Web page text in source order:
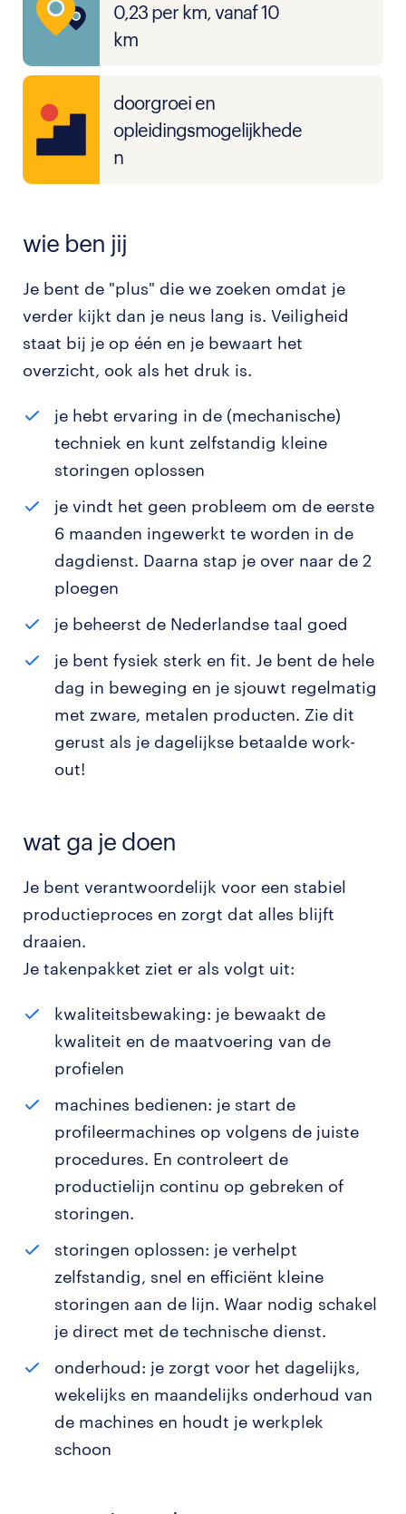
0,23 per km, vanaf 10
km
doorgroei en
opleidingsmogelijkhede
n
wie ben jij
Je bent de "plus" die we zoeken omdat je
verder kijkt dan je neus lang is. Veiligheid
staat bij je op één en je bewaart het
overzicht, ook als het druk is.
je hebt ervaring in de (mechanische)
techniek en kunt zelfstandig kleine
storingen oplossen
je vindt het geen probleem om de eerste
6 maanden ingewerkt te worden in de
dagdienst. Daarna stap je over naar de 2
ploegen
je beheerst de Nederlandse taal goed
je bent fysiek sterk en fit. Je bent de hele
dag in beweging en je sjouwt regelmatig
met zware, metalen producten. Zie dit
gerust als je dagelijkse betaalde work-
out!
wat ga je doen
Je bent verantwoordelijk voor een stabiel
productieproces en zorgt dat alles blijft
draaien.
Je takenpakket ziet er als volgt uit:
kwaliteitsbewaking: je bewaakt de
kwaliteit en de maatvoering van de
profielen
machines bedienen: je start de
profileermachines op volgens de juiste
procedures. En controleert de
productielijn continu op gebreken of
storingen.
storingen oplossen: je verhelpt
zelfstandig, snel en efficiënt kleine
storingen aan de lijn. Waar nodig schakel
je direct met de technische dienst.
onderhoud: je zorgt voor het dagelijks,
wekelijks en maandelijks onderhoud van
de machines en houdt je werkplek
schoon